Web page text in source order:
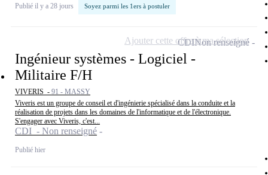
Publié il y a 28 jours Soyez parmi les 1ers à postuler
Ingénieur systèmes - Logiciel -
Militaire F/H
VIVERIS - 91 - MASSY
Viveris est un groupe de conseil et d'ingénierie spécialisé dans la conduite et la
réalisation de projets dans les domaines de l'informatique et de l'électronique.
S'engager avec Viveris, c'est...
CDI - Non renseigné
Publié hier
CDINon renseigné
Ajouter cette offre à ma sélection